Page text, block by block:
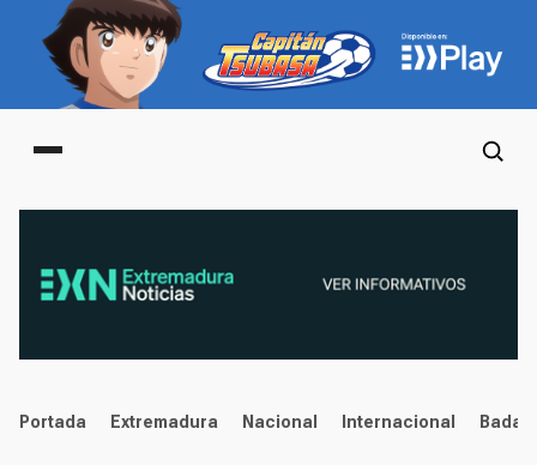
Main menu
noticias
Portada Extremadura Nacional Internacional